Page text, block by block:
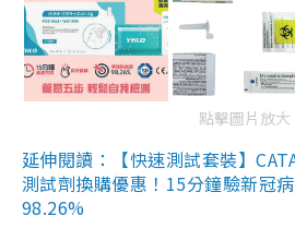
點擊圖片放大
延伸閱讀：【快速測試套裝】
測試劑換購優惠！15分鐘驗新冠
98.26%